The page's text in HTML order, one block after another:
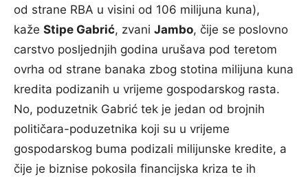
od strane RBA u visini od 106 milijuna kuna),
kaže Stipe Gabrić, zvani Jambo, čije se poslovno
carstvo posljednjih godina urušava pod teretom
ovrha od strane banaka zbog stotina milijuna kuna
kredita podizanih u vrijeme gospodarskog rasta.
No, poduzetnik Gabrić tek je jedan od brojnih
političara-poduzetnika koji su u vrijeme
gospodarskog buma podizali milijunske kredite, a
čije je biznise pokosila financijska kriza te ih